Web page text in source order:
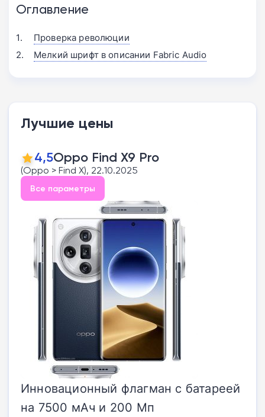
Оглавление
Проверка революции
Мелкий шрифт в описании Fabric Audio
Лучшие цены
4,5Oppo Find X9 Pro
(Oppo > Find X), 22.10.2025
Все параметры
Инновационный флагман с батареей
на 7500 мАч и 200 Мп